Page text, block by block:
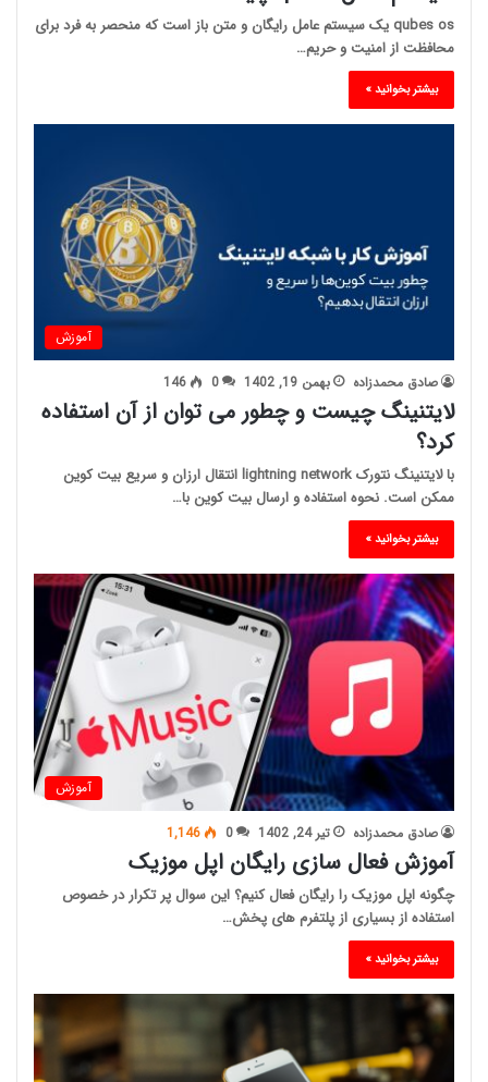
qubes os یک سیستم عامل رایگان و متن باز است که منحصر به فرد برای
محافظت از امنیت و حریم…
بیشتر بخوانید »
آموزش
صادق محمدزاده بهمن 19, 1402 0
146
لایتنینگ چیست و چطور می توان از آن استفاده
کرد؟
با لایتنینگ نتورک lightning network انتقال ارزان و سریع بیت کوین
ممکن است. نحوه استفاده و ارسال بیت کوین با…
بیشتر بخوانید »
آموزش
صادق محمدزاده تیر 24, 1402 0
1,146
آموزش فعال سازی رایگان اپل موزیک
چگونه اپل موزیک را رایگان فعال کنیم؟ این سوال پر تکرار در خصوص
استفاده از بسیاری از پلتفرم های پخش…
بیشتر بخوانید »